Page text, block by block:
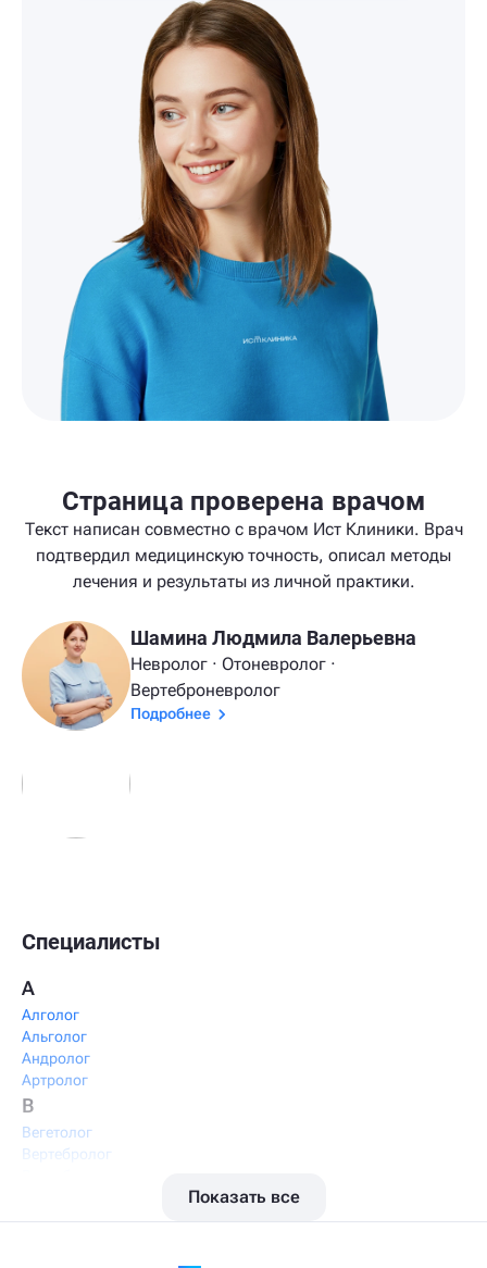
Страница проверена врачом
Текст написан совместно с врачом Ист Клиники. Врач
подтвердил медицинскую точность, описал методы
лечения и результаты из личной практики.
Шамина Людмила Валерьевна
Невролог · Отоневролог ·
Вертеброневролог
Подробнее
Специалисты
А
Алголог
Альголог
Андролог
Артролог
В
Вегетолог
Вертебролог
Висцеральный массажист
Врач интегративной медицины
Показать все